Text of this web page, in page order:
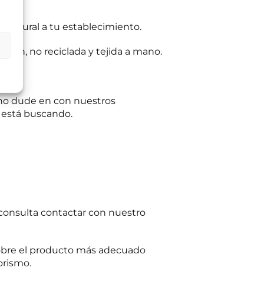
natural a tu establecimiento.
no reciclada y tejida a mano.
dude en con nuestros
buscando.
contactar con nuestro
el producto más adecuado
planteadas y,
legales.